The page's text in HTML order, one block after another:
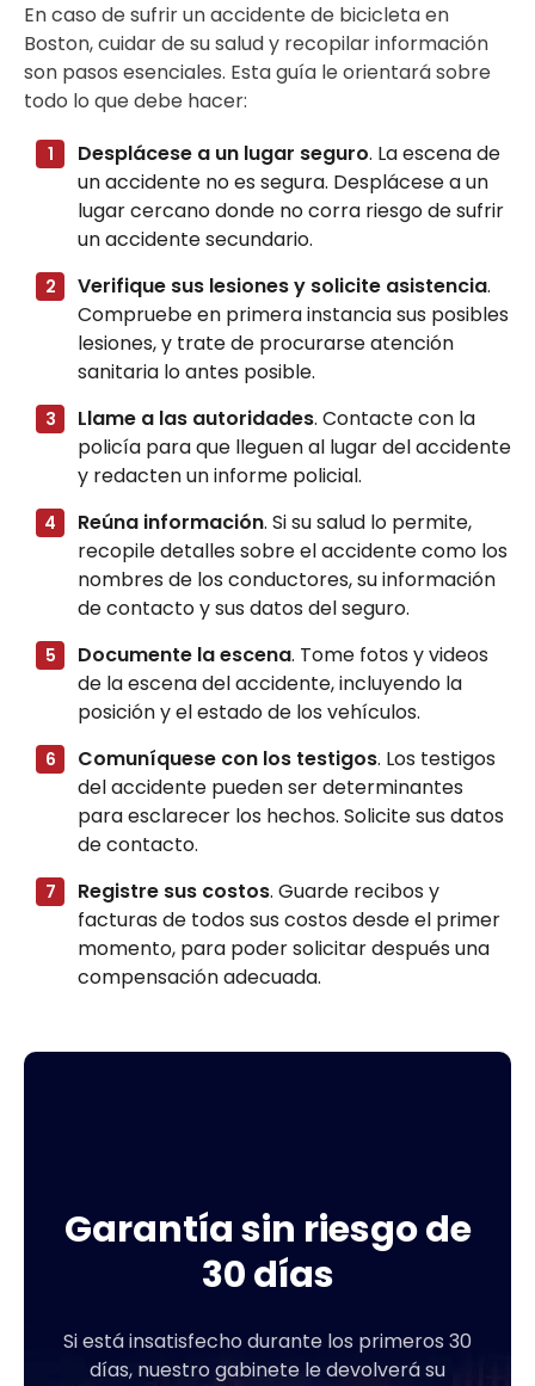
En caso de sufrir un accidente de bicicleta en
Boston, cuidar de su salud y recopilar información
son pasos esenciales. Esta guía le orientará sobre
todo lo que debe hacer:
Desplácese a un lugar seguro. La escena de
un accidente no es segura. Desplácese a un
lugar cercano donde no corra riesgo de sufrir
un accidente secundario.
Verifique sus lesiones y solicite asistencia.
Compruebe en primera instancia sus posibles
lesiones, y trate de procurarse atención
sanitaria lo antes posible.
Llame a las autoridades. Contacte con la
policía para que lleguen al lugar del accidente
y redacten un informe policial.
Reúna información. Si su salud lo permite,
recopile detalles sobre el accidente como los
nombres de los conductores, su información
de contacto y sus datos del seguro.
Documente la escena. Tome fotos y videos
de la escena del accidente, incluyendo la
posición y el estado de los vehículos.
Comuníquese con los testigos. Los testigos
del accidente pueden ser determinantes
para esclarecer los hechos. Solicite sus datos
de contacto.
Registre sus costos. Guarde recibos y
facturas de todos sus costos desde el primer
momento, para poder solicitar después una
compensación adecuada.
Garantía sin riesgo de
30 días
Si está insatisfecho durante los primeros 30
días, nuestro gabinete le devolverá su